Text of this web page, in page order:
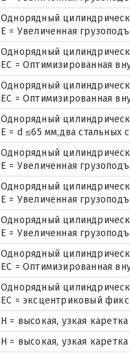
Однорядный
E = Увеличенная
Однорядный
EC = Оптимизированная
Однорядный
EC = Оптимизированная
Однорядный
E = d ≤65 мм,два
Однорядный
E = Увеличенная
Однорядный
E = Увеличенная
Однорядный
E = Увеличенная
Однорядный
EC = Оптимизированная
Однорядный
ЕС = эксцентриковый
H = высокая, узкая
H = высокая, узкая